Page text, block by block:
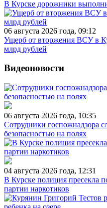
В Курске дорожники
06 августа 2026 года, 09:12
Ущерб от вторжения ВСУ в
млрд рублей
Видеоновости
06 августа 2026 года, 10:35
Сотрудники госпожнадзора
безопасностью на полях
04 августа 2026 года, 12:31
В Курске полиция пресекла
партии наркотиков